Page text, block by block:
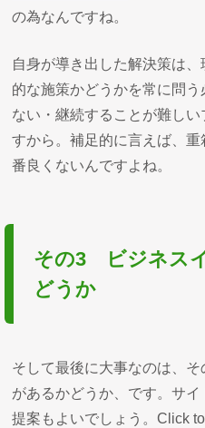
の為なんですね。
自身が導き出した解決策は
的な施策かどうかを常に問
ない・継続することが難し
すから。補足的に言えば、
番良くないんですよね。
その3 ビジネス
どうか
そして最後に大事なのは、
があるかどうか、です。サ
提案もよいでしょう。Click